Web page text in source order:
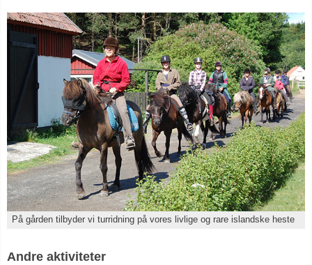
På gården tilbyder vi turridning på vores livlige og rare islandske heste
Andre aktiviteter